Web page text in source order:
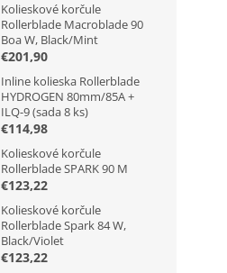
Kolieskové korčule
Rollerblade Macroblade 90
Boa W, Black/Mint
€201,90
Inline kolieska Rollerblade
HYDROGEN 80mm/85A +
ILQ-9 (sada 8 ks)
€114,98
Kolieskové korčule
Rollerblade SPARK 90 M
€123,22
Kolieskové korčule
Rollerblade Spark 84 W,
Black/Violet
€123,22